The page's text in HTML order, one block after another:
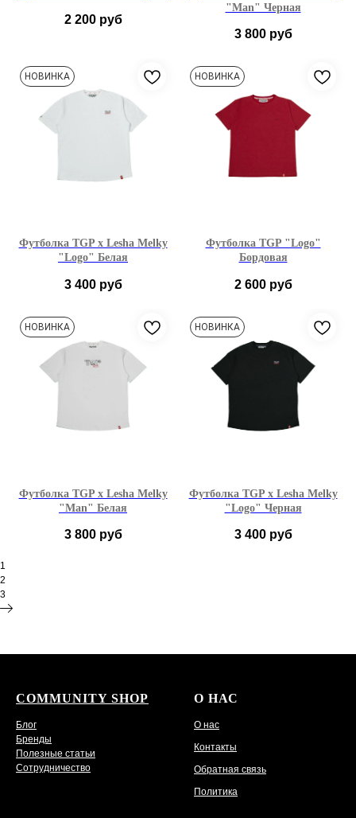
2 200 руб
S M
XXL
"Man" Черная
3 800 руб
XS
XL
НОВИНКА
Футболка TGP x Lesha Melky
"Logo" Белая
3 400 руб
XS
XL
НОВИНКА
Футболка TGP "Logo"
Бордовая
2 600 руб
XS
XL
НОВИНКА
Футболка TGP x Lesha Melky
"Man" Белая
3 800 руб
НОВИНКА
Футболка TGP x Lesha Melky
"Logo" Черная
3 400 руб
1
2
3
COMMUNITY SHOP
Блог
Бренды
Полезные статьи
Сотрудничество
О НАС
О нас
Контакты
Обратная связь
Политика